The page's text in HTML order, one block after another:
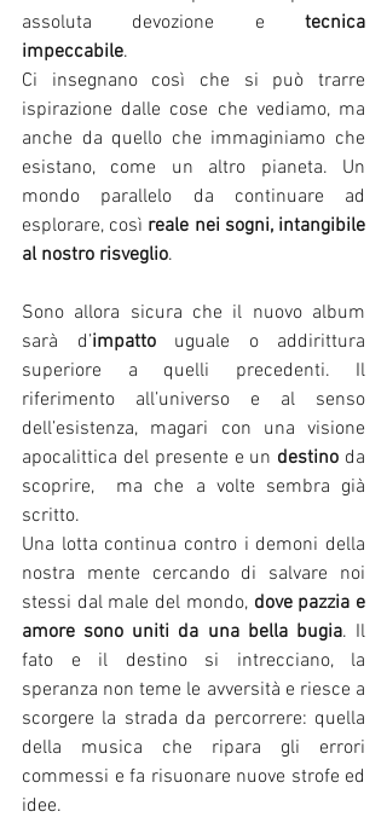
assoluta devozione e tecnica
impeccabile.
Ci insegnano così che si può trarre
ispirazione dalle cose che vediamo, ma
anche da quello che immaginiamo che
esistano, come un altro pianeta. Un
mondo parallelo da continuare ad
esplorare, così reale nei sogni, intangibile
al nostro risveglio.
Sono allora sicura che il nuovo album
sarà d’impatto uguale o addirittura
superiore a quelli precedenti. Il
riferimento all’universo e al senso
dell’esistenza, magari con una visione
apocalittica del presente e un destino da
scoprire,  ma che a volte sembra già
scritto.
Una lotta continua contro i demoni della
nostra mente cercando di salvare noi
stessi dal male del mondo, dove pazzia e
amore sono uniti da una bella bugia. Il
fato e il destino si intrecciano, la
speranza non teme le avversità e riesce a
scorgere la strada da percorrere: quella
della musica che ripara gli errori
commessi e fa risuonare nuove strofe ed
idee.